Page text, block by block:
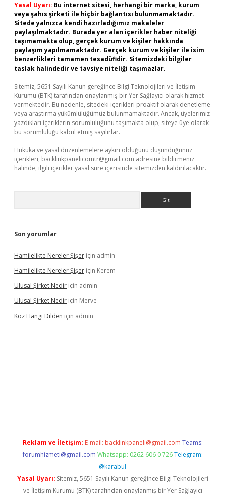
Yasal Uyarı: Bu internet sitesi, herhangi bir marka, kurum
veya şahıs şirketi ile hiçbir bağlantısı bulunmamaktadır.
Sitede yalnızca kendi hazırladığımız makaleler
paylaşılmaktadır. Burada yer alan içerikler haber niteliği
taşımamakta olup, gerçek kurum ve kişiler hakkında
paylaşım yapılmamaktadır. Gerçek kurum ve kişiler ile isim
benzerlikleri tamamen tesadüfidir. Sitemizdeki bilgiler
taslak halindedir ve tavsiye niteliği taşımazlar.
Sitemiz, 5651 Sayılı Kanun gereğince Bilgi Teknolojileri ve İletişim
Kurumu (BTK) tarafından onaylanmış bir Yer Sağlayıcı olarak hizmet
vermektedir. Bu nedenle, sitedeki içerikleri proaktif olarak denetleme
veya araştırma yükümlülüğümüz bulunmamaktadır. Ancak, üyelerimiz
yazdıkları içeriklerin sorumluluğunu taşımakta olup, siteye üye olarak
bu sorumluluğu kabul etmiş sayılırlar.
Hukuka ve yasal düzenlemelere aykırı olduğunu düşündüğünüz
içerikleri, backlinkpanelicomtr@gmail.com adresine bildirmeniz
halinde, ilgili içerikler yasal süre içerisinde sitemizden kaldırılacaktır.
Son yorumlar
Hamilelikte Nereler Şişer için admin
Hamilelikte Nereler Şişer için Kerem
Ulusal Şirket Nedir için admin
Ulusal Şirket Nedir için Merve
Koz Hangi Dilden için admin
Reklam ve İletişim: E-mail: backlinkpaneli@gmail.com Teams:
forumhizmeti@gmail.com Whatsapp: 0262 606 0 726 Telegram:
@karabul
Yasal Uyarı: Sitemiz, 5651 Sayılı Kanun gereğince Bilgi Teknolojileri
ve İletişim Kurumu (BTK) tarafından onaylanmış bir Yer Sağlayıcı